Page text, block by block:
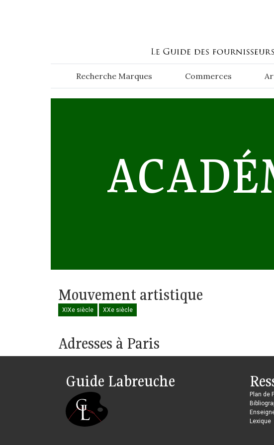
Recherche Marques Commerces
Mouvement artistique
XIXe siècle XXe siècle
Adresses à Paris
Guide Labreuche
Plan de
Lexique